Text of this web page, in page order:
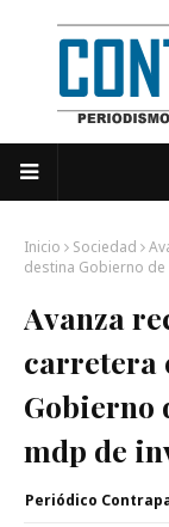
Inicio Sociedad
destina Gobierno
Avanza
carretera
Gobierno
mdp de
Periódico